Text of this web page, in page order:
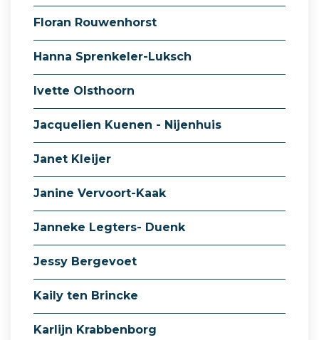
Floran Rouwenhorst
Hanna Sprenkeler-Luksch
Ivette Olsthoorn
Jacquelien Kuenen - Nijenhuis
Janet Kleijer
Janine Vervoort-Kaak
Janneke Legters- Duenk
Jessy Bergevoet
Kaily ten Brincke
Karlijn Krabbenborg